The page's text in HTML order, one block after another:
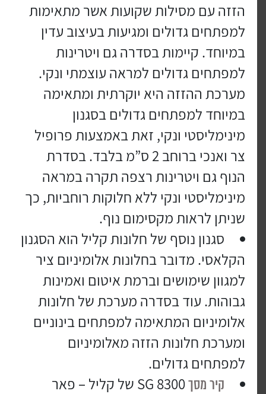
הזזה עם מסילות שקועות אשר מתאימות
למפתחים גדולים ומגיעות בעיצוב עדין
במיוחד. קיימות בסדרה גם ויטרינות
למפתחים גדולים למראה עוצמתי ונקי.
מערכת ההזזה היא יוקרתית ומתאימה
במיוחד למפתחים גדולים בסגנון
מינימליסטי ונקי, זאת באמצעות פרופיל
צר ואנכי ברוחב 2 ס”מ בלבד. בסדרת
הנוף גם ויטרינות רצפה תקרה במראה
מינימליסטי ונקי ללא חלוקות רוחביות, כך
שניתן לראות מקסימום נוף.
סגנון נוסף של חלונות קליל הוא הסגנון
הקלאסי. מדובר בחלונות אלומיניום ציר
למגוון שימושים וברמת איטום ואמינות
גבוהות. עוד בסדרה מערכת של חלונות
אלומיניום המתאימה למפתחים בינוניים
ומערכת חלונות הזזה מאלומיניום
למפתחים גדולים.
קיר מסך
SG 8300 של קליל – פאר